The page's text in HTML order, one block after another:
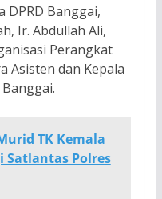
DPRD Banggai,
Ir. Abdullah Ali,
Perangkat
Asisten dan Kepala
TK Kemala
Satlantas Polres